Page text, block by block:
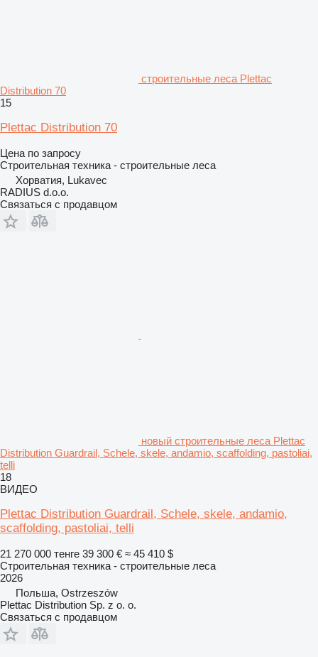
строительные леса Plettac
Distribution 70
15
Plettac Distribution 70
Цена по запросу
Строительная техника - строительные леса
Хорватия, Lukavec
RADIUS d.o.o.
Связаться с продавцом
новый строительные леса Plettac
Distribution Guardrail, Schele, skele, andamio, scaffolding, pastoliai,
telli
18
ВИДЕО
Plettac Distribution Guardrail, Schele, skele, andamio,
scaffolding, pastoliai, telli
21 270 000 тенге 39 300 € ≈ 45 410 $
Строительная техника - строительные леса
2026
Польша, Ostrzeszów
Plettac Distribution Sp. z o. o.
Связаться с продавцом